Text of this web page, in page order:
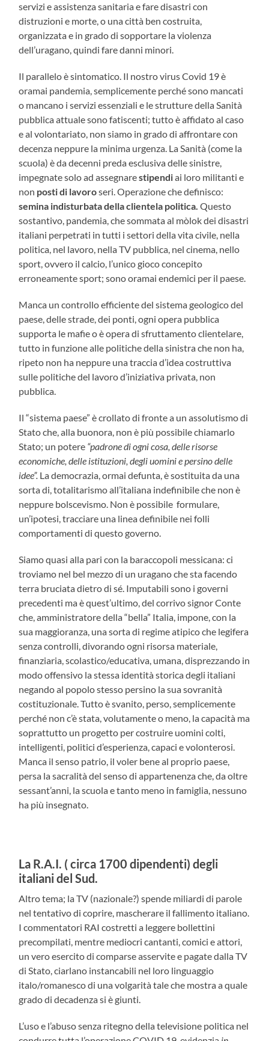
servizi e assistenza sanitaria e fare disastri con
distruzioni e morte, o una città ben costruita,
organizzata e in grado di sopportare la violenza
dell’uragano, quindi fare danni minori.
Il parallelo è sintomatico. Il nostro virus Covid 19 è
oramai pandemia, semplicemente perché sono mancati
o mancano i servizi essenziali e le strutture della Sanità
pubblica attuale sono fatiscenti; tutto è affidato al caso
e al volontariato, non siamo in grado di affrontare con
decenza neppure la minima urgenza. La Sanità (come la
scuola) è da decenni preda esclusiva delle sinistre,
impegnate solo ad assegnarestipendiai loro militanti e
non posti di lavoroseri. Operazione che definisco:
semina indisturbata della clientela politica. Questo
sostantivo, pandemia, che sommata al mòlok dei disastri
italiani perpetrati in tutti i settori della vita civile, nella
politica, nel lavoro, nella TV pubblica, nel cinema, nello
sport, ovvero il calcio, l’unico gioco concepito
erroneamente sport; sono oramai endemici per il paese.
Manca un controllo efficiente del sistema geologico del
paese, delle strade, dei ponti, ogni opera pubblica
supporta le mafie o è opera di sfruttamento clientelare,
tutto in funzione alle politiche della sinistra che non ha,
ripeto non ha neppure una traccia d’idea costruttiva
sulle politiche del lavoro d’iniziativa privata, non
pubblica.
Il “sistema paese” è crollato di fronte a un assolutismo di
Stato che, alla buonora, non è più possibile chiamarlo
Stato; un potere “padrone di ogni cosa, delle risorse
economiche, delle istituzioni, degli uomini e persino delle
idee”. La democrazia, ormai defunta, è sostituita da una
sorta di, totalitarismo all’italiana indefinibile che non è
neppure bolscevismo. Non è possibile formulare,
un’ipotesi, tracciare una linea definibile nei folli
comportamenti di questo governo.
Siamo quasi alla pari con la baraccopoli messicana: ci
troviamo nel bel mezzo di un uragano che sta facendo
terra bruciata dietro di sé. Imputabili sono i governi
precedenti ma è quest’ultimo, del corrivo signor Conte
che, amministratore della “bella” Italia, impone, con la
sua maggioranza, una sorta di regime atipico che legifera
senza controlli, divorando ogni risorsa materiale,
finanziaria, scolastico/educativa, umana, disprezzando in
modo offensivo la stessa identità storica degli italiani
negando al popolo stesso persino la sua sovranità
costituzionale. Tutto è svanito, perso, semplicemente
perché non c’è stata, volutamente o meno, la capacità ma
soprattutto un progetto per costruire uomini colti,
intelligenti, politici d’esperienza, capaci e volonterosi.
Manca il senso patrio, il voler bene al proprio paese,
persa la sacralità del senso di appartenenza che, da oltre
sessant’anni, la scuola e tanto meno in famiglia, nessuno
ha più insegnato.
La R.A.I. ( circa 1700 dipendenti) degli
italiani del Sud.
Altro tema; la TV (nazionale?) spende miliardi di parole
nel tentativo di coprire, mascherare il fallimento italiano.
I commentatori RAI costretti a leggere bollettini
precompilati, mentre mediocri cantanti, comici e attori,
un vero esercito di comparse asservite e pagate dalla TV
di Stato, ciarlano instancabili nel loro linguaggio
italo/romanesco di una volgarità tale che mostra a quale
grado di decadenza si è giunti.
L’uso e l’abuso senza ritegno della televisione politica nel